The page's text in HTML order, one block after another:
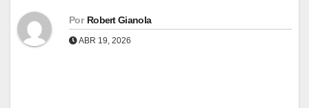
Por Robert Gianola
ABR 19, 2026